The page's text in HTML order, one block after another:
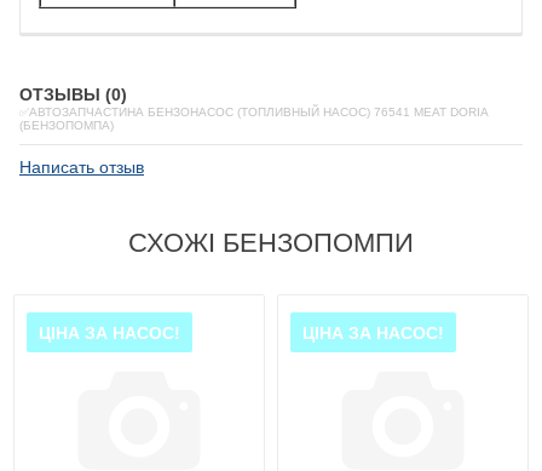
ОТЗЫВЫ (0)
✅АВТОЗАПЧАСТИНА БЕНЗОНАСОС (ТОПЛИВНЫЙ НАСОС) 76541 MEAT DORIA
(БЕНЗОПОМПА)
Написать отзыв
СХОЖІ БЕНЗОПОМПИ
ЦІНА ЗА НАСОС! ЦІНА ЗА НАСОС!